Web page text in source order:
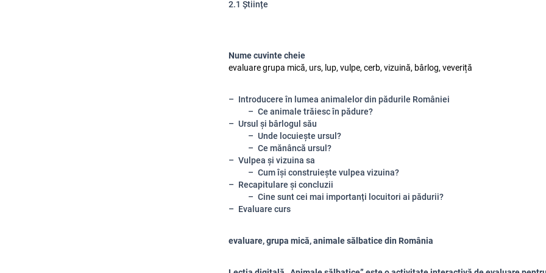
2.1 Științe
Nume cuvinte cheie
evaluare grupa mică, urs, lup, vulpe, cerb, vizuină, bârlog, veveriță
Introducere în lumea animalelor din pădurile României
Ce animale trăiesc în pădure?
Ursul și bârlogul său
Unde locuiește ursul?
Ce mănâncă ursul?
Vulpea și vizuina sa
Cum își construiește vulpea vizuina?
Recapitulare și concluzii
Cine sunt cei mai importanți locuitori ai pădurii?
Evaluare curs
evaluare, grupa mică, animale sălbatice din România